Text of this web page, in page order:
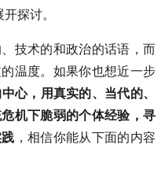
探讨。
技术的和政治的话语，而
温度。如果你也想近一步
心，用真实的、当代的、
机下脆弱的个体经验，寻
，相信你能从下面的内容